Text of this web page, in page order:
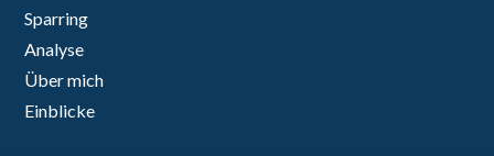
Sparring
Analyse
Über mich
Einblicke